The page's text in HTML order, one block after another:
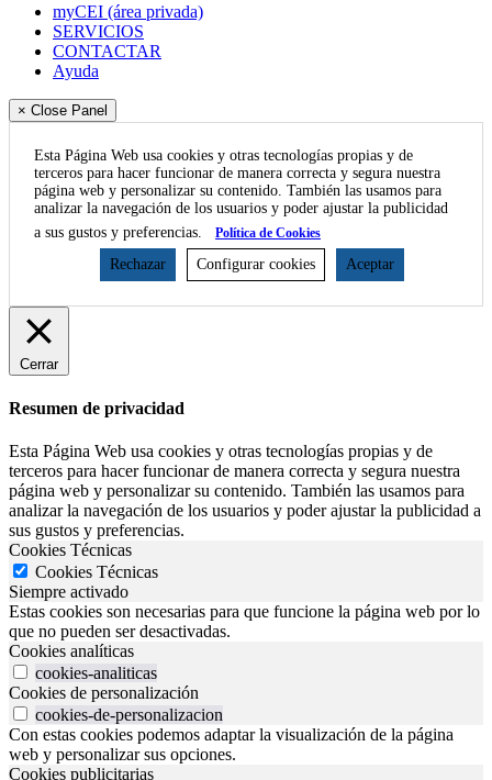
myCEI (área privada)
SERVICIOS
CONTACTAR
Ayuda
× Close Panel
Esta Página Web usa cookies y otras tecnologías propias y de
terceros para hacer funcionar de manera correcta y segura nuestra
página web y personalizar su contenido. También las usamos para
analizar la navegación de los usuarios y poder ajustar la publicidad
a sus gustos y preferencias.
Política de Cookies
Rechazar Configurar cookies Aceptar
Cerrar
Resumen de privacidad
Esta Página Web usa cookies y otras tecnologías propias y de
terceros para hacer funcionar de manera correcta y segura nuestra
página web y personalizar su contenido. También las usamos para
analizar la navegación de los usuarios y poder ajustar la publicidad a
sus gustos y preferencias.
Cookies Técnicas
Cookies Técnicas
Siempre activado
Estas cookies son necesarias para que funcione la página web por lo
que no pueden ser desactivadas.
Cookies analíticas
cookies-analiticas
Cookies de personalización
cookies-de-personalizacion
Con estas cookies podemos adaptar la visualización de la página
web y personalizar sus opciones.
Cookies publicitarias